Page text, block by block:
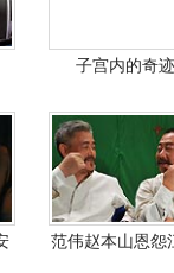
子宫内的奇迹
范伟赵本山恩怨